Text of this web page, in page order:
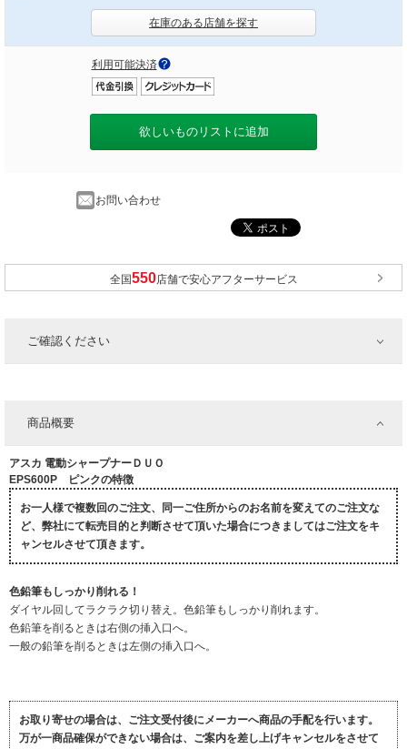
在庫のある店舗を探す
利用可能決済
欲しいものリストに追加
お問い合わせ
全国 店舗で安心アフターサービス
ご確認ください
商品概要
アスカ 電動シャープナーＤＵＯ
EPS600P ピンクの特徴
お一人様で複数回のご注文、同一ご住所からのお名前を変えてのご注文な
ど、弊社にて転売目的と判断させて頂いた場合につきましてはご注文をキ
ャンセルさせて頂きます。
色鉛筆もしっかり削れる！
ダイヤル回してラクラク切り替え。色鉛筆もしっかり削れます。
色鉛筆を削るときは右側の挿入口へ。
一般の鉛筆を削るときは左側の挿入口へ。
お取り寄せの場合は、ご注文受付後にメーカーへ商品の手配を行います。
万が一商品確保ができない場合は、ご案内を差し上げキャンセルをさせて